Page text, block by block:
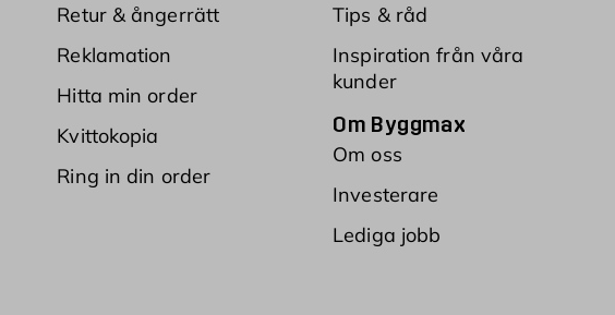
Retur & ångerrätt
Reklamation
Hitta min order
Kvittokopia
Ring in din order
Tips & råd
Inspiration från våra
kunder
Om Byggmax
Om oss
Investerare
Lediga jobb